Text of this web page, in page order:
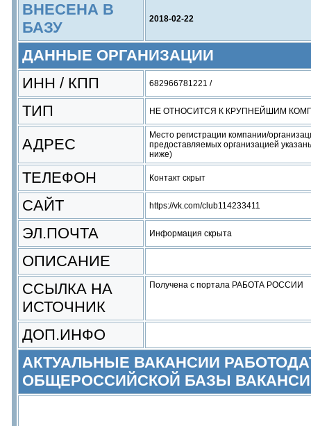
ВНЕСЕНА В
БАЗУ
2018-02-22
ДАННЫЕ ОРГАНИЗАЦИИ
ИНН / КПП
682966781221 /
ТИП НЕ ОТНОСИТСЯ К КРУПНЕЙШИМ
АДРЕС
Место регистрации компании/
предоставляемых организацией
ниже)
ТЕЛЕФОН Контакт скрыт
САЙТ https://vk.com/club114233411
ЭЛ.ПОЧТА Информация скрыта
ОПИСАНИЕ
ССЫЛКА НА
ИСТОЧНИК
Получена с портала РАБОТА РОССИИ
ДОП.ИНФО
АКТУАЛЬНЫЕ ВАКАНСИИ
ОБЩЕРОССИЙСКОЙ БАЗЫ